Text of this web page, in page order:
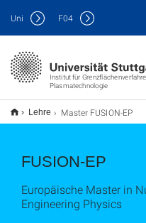
Institut für
Plasmatechnologie
Uni F04
Lehre Master FUSION-EP
FUSION-EP
Europäische Master in
Engineering Physics